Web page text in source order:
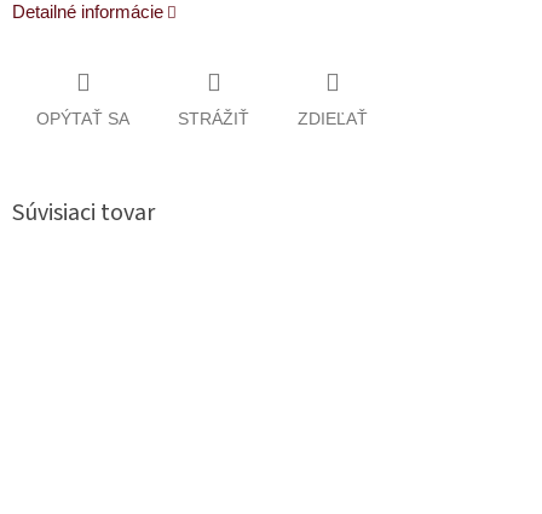
Detailné informácie
OPÝTAŤ SA STRÁŽIŤ ZDIEĽAŤ
Súvisiaci tovar